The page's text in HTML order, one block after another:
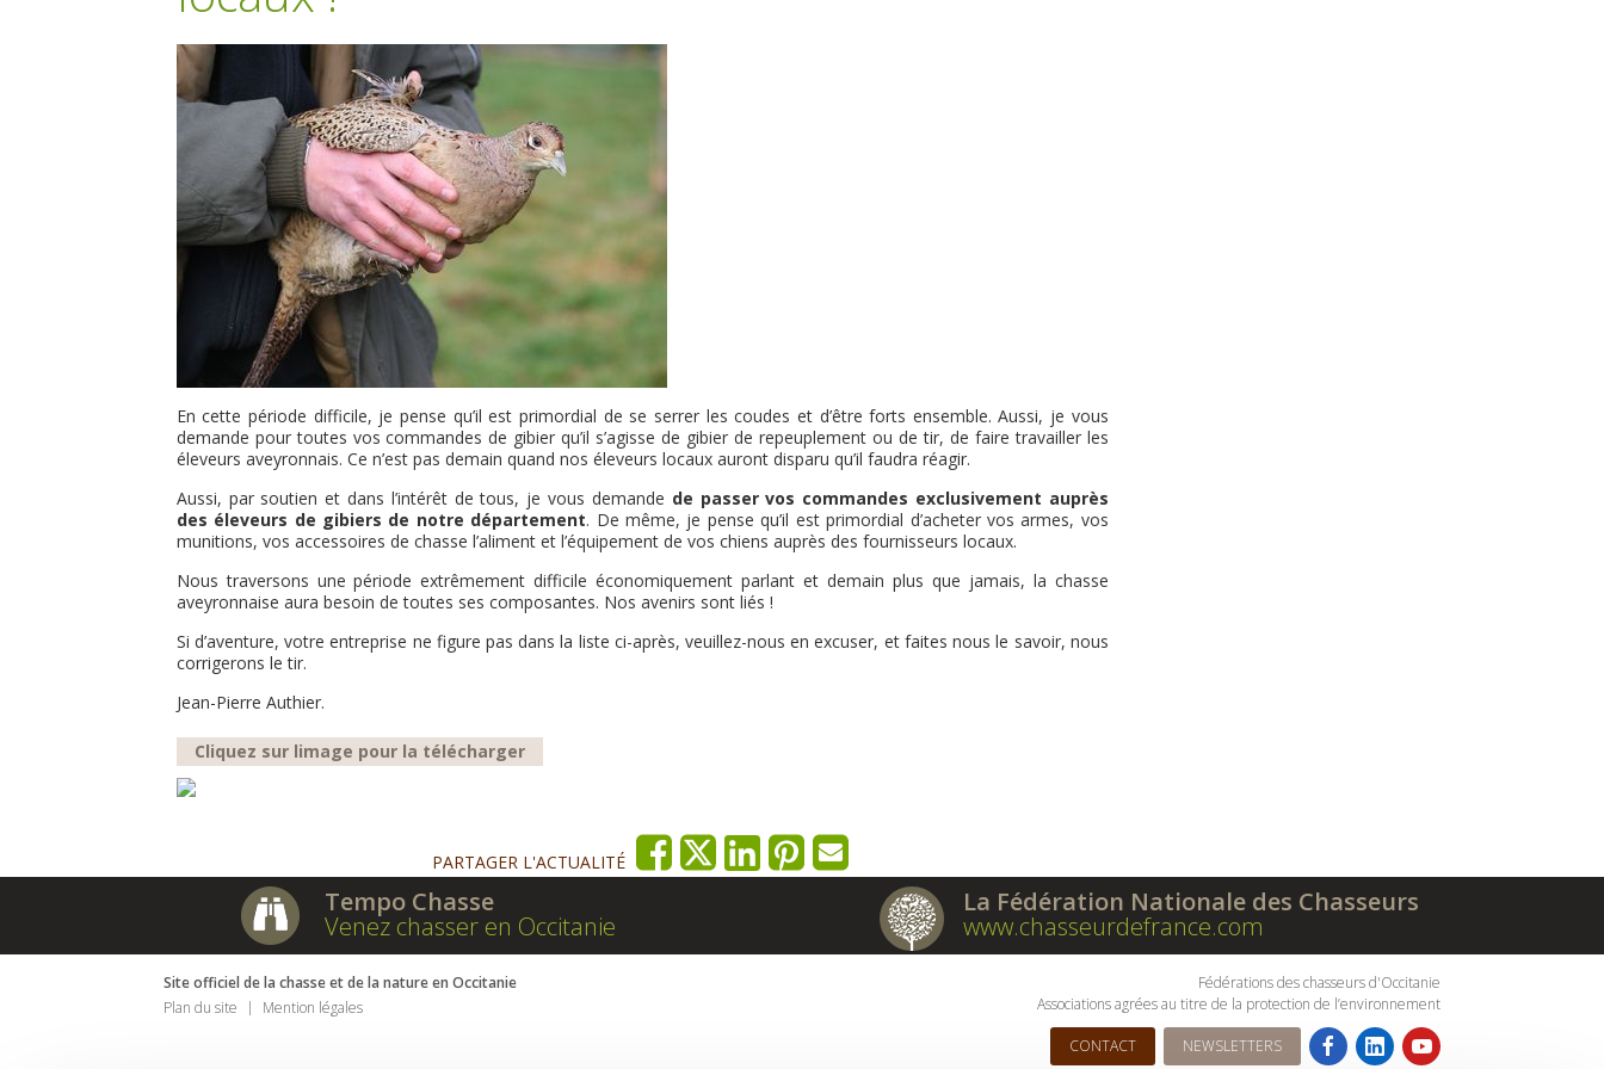
En cette période difficile, je pense qu’il est primordial de se serrer les coudes et d’être forts ensemble. Aussi, je vous
demande pour toutes vos commandes de gibier qu’il s’agisse de gibier de repeuplement ou de tir, de faire travailler les
éleveurs aveyronnais. Ce n’est pas demain quand nos éleveurs locaux auront disparu qu’il faudra réagir.
Aussi, par soutien et dans l’intérêt de tous, je vous demande de passer vos commandes exclusivement auprès
des éleveurs de gibiers de notre département. De même, je pense qu’il est primordial d’acheter vos armes, vos
munitions, vos accessoires de chasse l’aliment et l’équipement de vos chiens auprès des fournisseurs locaux.
Nous traversons une période extrêmement difficile économiquement parlant et demain plus que jamais, la chasse
aveyronnaise aura besoin de toutes ses composantes. Nos avenirs sont liés !
Si d’aventure, votre entreprise ne figure pas dans la liste ci-après, veuillez-nous en excuser, et faites nous le savoir, nous
corrigerons le tir.
Jean-Pierre Authier.
Cliquez sur limage pour la télécharger
PARTAGER L'ACTUALITÉ
Tempo Chasse
Venez chasser en Occitanie
La Fédération Nationale des Chasseurs
www.chasseurdefrance.com
Site officiel de la chasse et de la nature en Occitanie
Plan du site
Mention légales
Fédérations des chasseurs d'Occitanie
Associations agrées au titre de la protection de l’environnement
CONTACT NEWSLETTERS